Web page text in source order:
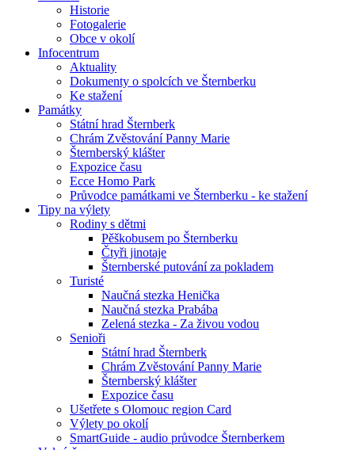
Historie
Fotogalerie
Obce v okolí
Infocentrum
Aktuality
Dokumenty o spolcích ve Šternberku
Ke stažení
Památky
Státní hrad Šternberk
Chrám Zvěstování Panny Marie
Šternberský klášter
Expozice času
Ecce Homo Park
Průvodce památkami ve Šternberku - ke stažení
Tipy na výlety
Rodiny s dětmi
Pěškobusem po Šternberku
Čtyři jinotaje
Šternberské putování za pokladem
Turisté
Naučná stezka Henička
Naučná stezka Prabába
Zelená stezka - Za živou vodou
Senioři
Státní hrad Šternberk
Chrám Zvěstování Panny Marie
Šternberský klášter
Expozice času
Ušetřete s Olomouc region Card
Výlety po okolí
SmartGuide - audio průvodce Šternberkem